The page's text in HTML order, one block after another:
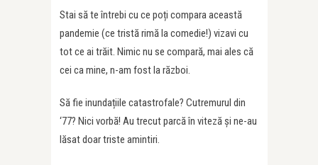
Stai să te întrebi cu ce poți compara această
pandemie (ce tristă rimă la comedie!) vizavi cu
tot ce ai trăit. Nimic nu se compară, mai ales că
cei ca mine, n-am fost la război.
Să fie inundațiile catastrofale? Cutremurul din
‘77? Nici vorbă! Au trecut parcă în viteză și ne-au
lăsat doar triste amintiri.